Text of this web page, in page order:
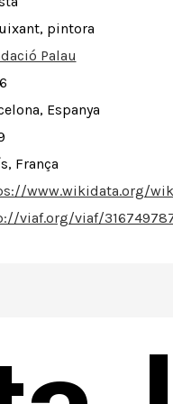
pintora
Palau
Espanya
França
www.wikidata.org/
viaf.org/viaf/